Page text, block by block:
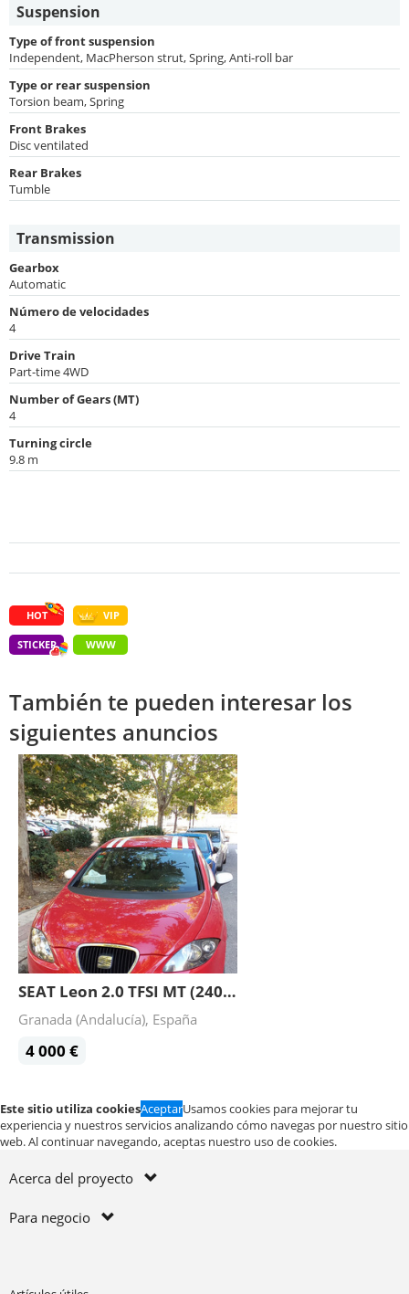
Suspension
Type of front suspension
Independent, MacPherson strut, Spring, Anti-roll bar
Type or rear suspension
Torsion beam, Spring
Front Brakes
Disc ventilated
Rear Brakes
Tumble
Transmission
Gearbox
Automatic
Número de velocidades
4
Drive Train
Part-time 4WD
Number of Gears (MT)
4
Turning circle
9.8 m
HOT VIP
STICKER WWW
También te pueden interesar los
siguientes anuncios
SEAT Leon 2.0 TFSI MT (240 hp) 2005
Granada (Andalucía), España
4 000 €
Este sitio utiliza cookiesAceptarUsamos cookies para mejorar tu
experiencia y nuestros servicios analizando cómo navegas por nuestro sitio
web. Al continuar navegando, aceptas nuestro uso de cookies.
Acerca del proyecto
Para negocio